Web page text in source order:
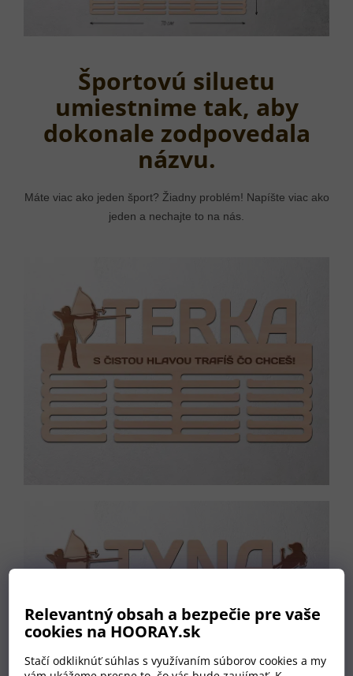
Relevantný obsah a bezpečie pre vaše
cookies na HOORAY.sk
Stačí odkliknúť súhlas s využívaním súborov cookies a my
Športovú siluetu
umiestnime tak, aby
dokonale zodpovedala
názvu.
Máte viac ako jeden šport? Žiadny problém! Napíšte viac ako
jeden a nechajte to na nás.